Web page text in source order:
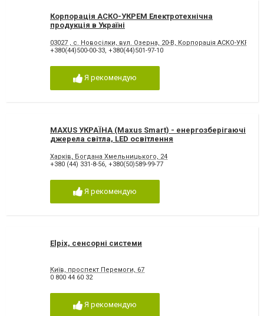
Корпорація АСКО-УКРЕМ Електротехнічна
продукція в Україні
03027 , с. Новосілки, вул. Озерна, 20-В, Корпорація АСКО-УКРЕМ
+380(44)500-00-33, +380(44)501-97-10
Я рекомендую
MAXUS УКРАЇНА (Maxus Smart) - енергозберігаючі
джерела світла, LED освітлення
Харків, Богдана Хмельницького, 24
+380 (44) 331-8-56, +380(50)589-99-77
Я рекомендую
Elpix, сенсорні системи
Київ, проспект Перемоги, 67
0 800 44 60 32
Я рекомендую